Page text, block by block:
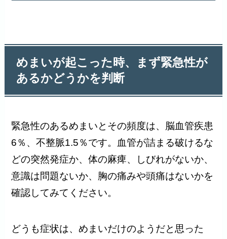
めまいが起こった時、まず緊急性が
あるかどうかを判断
緊急性のあるめまいとその頻度は、脳血管疾患
6％、不整脈1.5％です。血管が詰まる破けるな
どの突然発症か、体の麻痺、しびれがないか、
意識は問題ないか、胸の痛みや頭痛はないかを
確認してみてください。
どうも症状は、めまいだけのようだと思った